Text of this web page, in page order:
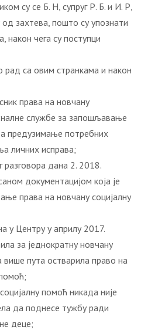
су се Б. Н, супруг Р. Б. и И. Р,
од захтева, пошто су упознати
након чега су поступци
рад са овим странкама и након
права на новчану
службе за запошљавање
предузимање потребних
личних исправа;
разговора дана 2. 2018.
документацијом која је
права на новчану социјалну
у Центру у априлу 2017.
за једнократну новчану
пута остварила право на
помоћ никада није
да поднесе тужбу ради
деце;